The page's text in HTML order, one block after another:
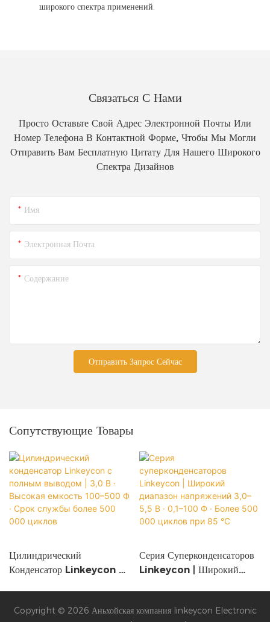
широкого спектра применений.
Связаться С Нами
Просто Оставьте Свой Адрес Электронной Почты Или
Номер Телефона В Контактной Форме, Чтобы Мы Могли
Отправить Вам Бесплатную Цитату Для Нашего Широкого
Спектра Дизайнов
Имя
Электронная Почта
Содержание
Отправить Запрос Сейчас
Сопутствующие Товары
Цилиндрический
Конденсатор Linkeycon С
Ф · Срок Службы Более
Серия Суперконденсаторов
Linkeycon | Широкий
500 000 Циклов При 85
Copyright © 2026 Аньхойская компания linkeycon Electronic